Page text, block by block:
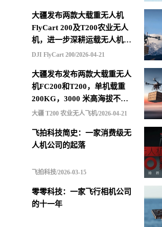
大疆发布两款大载重无人机
FlyCart 200及T200农业无人
机，进一步深耕运载无人机市
场
DJI FlyCart 200/2026-04-21
大疆发布发布两款大载重无人
机FC200和T200，单机载重
200KG，3000 米高海拔不减
载，支持四机联吊最多600KG
大疆 T200 农业无人飞机/2026-04-21
飞拍科技简史：一家消费级无
人机公司的起落
飞拍科技/2026-03-15
零零科技：一家飞行相机公司
的十一年